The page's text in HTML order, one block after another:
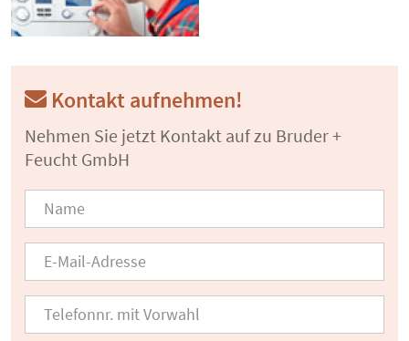
Kontakt aufnehmen!
Nehmen Sie jetzt Kontakt auf zu Bruder +
Feucht GmbH